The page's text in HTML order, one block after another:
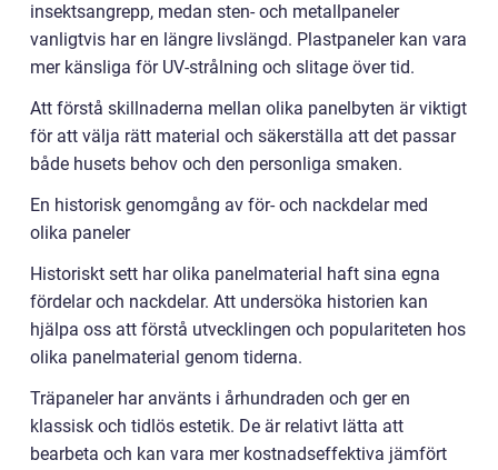
insektsangrepp, medan sten- och metallpaneler
vanligtvis har en längre livslängd. Plastpaneler kan vara
mer känsliga för UV-strålning och slitage över tid.
Att förstå skillnaderna mellan olika panelbyten är viktigt
för att välja rätt material och säkerställa att det passar
både husets behov och den personliga smaken.
En historisk genomgång av för- och nackdelar med
olika paneler
Historiskt sett har olika panelmaterial haft sina egna
fördelar och nackdelar. Att undersöka historien kan
hjälpa oss att förstå utvecklingen och populariteten hos
olika panelmaterial genom tiderna.
Träpaneler har använts i århundraden och ger en
klassisk och tidlös estetik. De är relativt lätta att
bearbeta och kan vara mer kostnadseffektiva jämfört